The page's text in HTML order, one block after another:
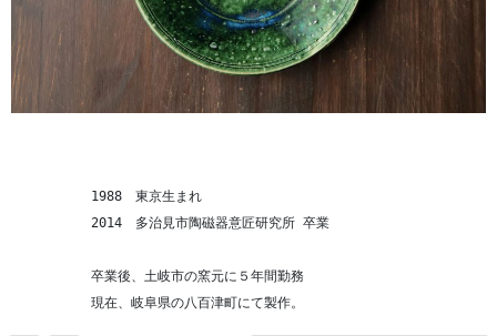
1988　東京生まれ
2014　多治見市陶磁器意匠研究所 卒業
卒業後、土岐市の窯元に５年間勤務
現在、岐阜県の八百津町にて製作。